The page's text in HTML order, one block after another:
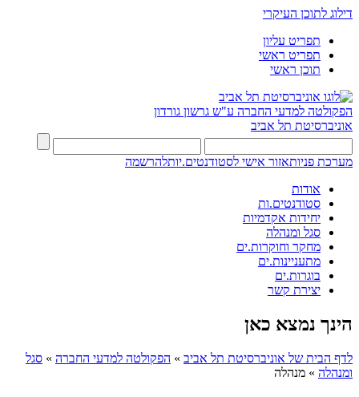
דילוג לתוכן העיקרי
תפריט עליון
תפריט ראשי
תוכן ראשי
הפקולטה למדעי החברה ע"ש גרשון גורדון
אוניברסיטת תל אביב
מערכת פניותאזור אישי לסטודנטים.יותלהרשמה
אודות
סטודנטים.ות
יחידות אקדמיות
סגל ומנהלה
מחקר וחוקרות.ים
מתעניינות.ים
בוגרות.ים
יצירת קשר
הינך נמצא כאן
לדף הבית של אוניברסיטת תל אביב » הפקולטה למדעי החברה » סגל
ומנהלה » מנהלה